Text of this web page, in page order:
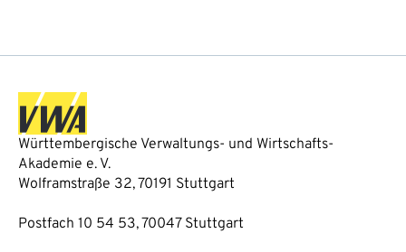
Württembergische Verwaltungs- und Wirtschafts-
Akademie e. V.
Wolframstraße 32, 70191 Stuttgart
Postfach 10 54 53, 70047 Stuttgart